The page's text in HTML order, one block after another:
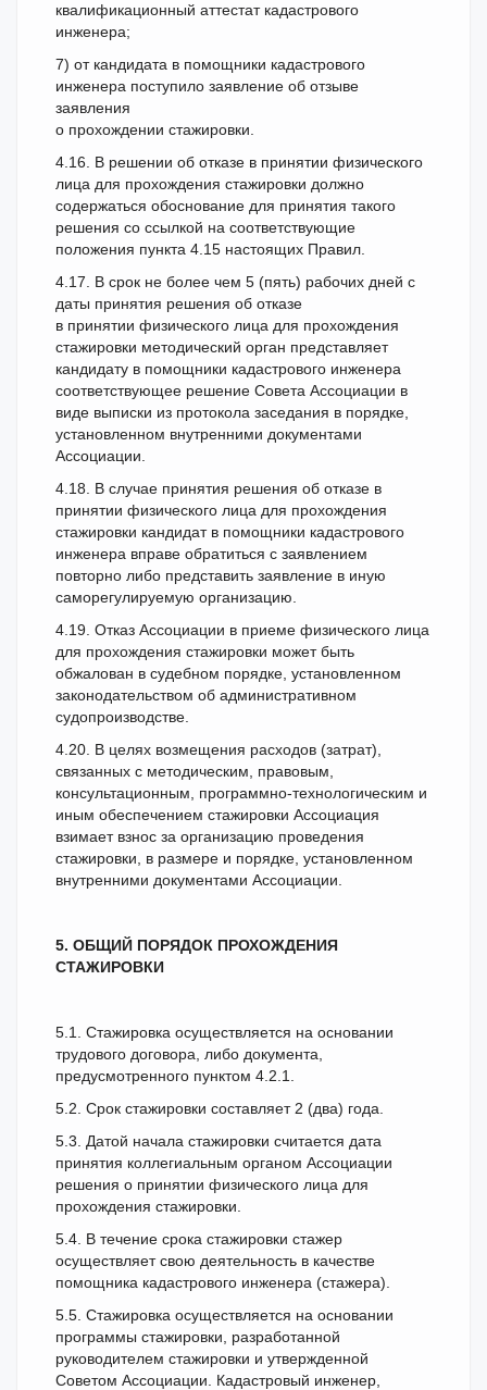
квалификационный аттестат кадастрового
инженера;
7) от кандидата в помощники кадастрового
инженера поступило заявление об отзыве
заявления
о прохождении стажировки.
4.16. В решении об отказе в принятии физического
лица для прохождения стажировки должно
содержаться обоснование для принятия такого
решения со ссылкой на соответствующие
положения пункта 4.15 настоящих Правил.
4.17. В срок не более чем 5 (пять) рабочих дней с
даты принятия решения об отказе
в принятии физического лица для прохождения
стажировки методический орган представляет
кандидату в помощники кадастрового инженера
соответствующее решение Совета Ассоциации в
виде выписки из протокола заседания в порядке,
установленном внутренними документами
Ассоциации.
4.18. В случае принятия решения об отказе в
принятии физического лица для прохождения
стажировки кандидат в помощники кадастрового
инженера вправе обратиться с заявлением
повторно либо представить заявление в иную
саморегулируемую организацию.
4.19. Отказ Ассоциации в приеме физического лица
для прохождения стажировки может быть
обжалован в судебном порядке, установленном
законодательством об административном
судопроизводстве.
4.20. В целях возмещения расходов (затрат),
связанных с методическим, правовым,
консультационным, программно-технологическим и
иным обеспечением стажировки Ассоциация
взимает взнос за организацию проведения
стажировки, в размере и порядке, установленном
внутренними документами Ассоциации.
5. ОБЩИЙ ПОРЯДОК ПРОХОЖДЕНИЯ
СТАЖИРОВКИ
5.1. Стажировка осуществляется на основании
трудового договора, либо документа,
предусмотренного пунктом 4.2.1.
5.2. Срок стажировки составляет 2 (два) года.
5.3. Датой начала стажировки считается дата
принятия коллегиальным органом Ассоциации
решения о принятии физического лица для
прохождения стажировки.
5.4. В течение срока стажировки стажер
осуществляет свою деятельность в качестве
помощника кадастрового инженера (стажера).
5.5. Стажировка осуществляется на основании
программы стажировки, разработанной
руководителем стажировки и утвержденной
Советом Ассоциации. Кадастровый инженер,